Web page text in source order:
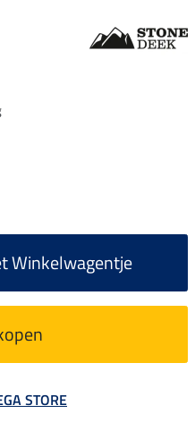
Winkelwagentje
STORE